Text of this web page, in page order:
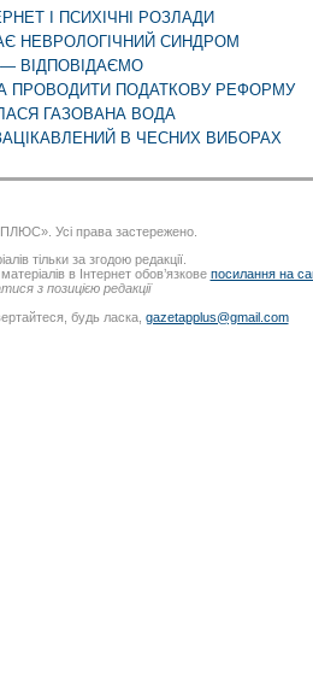
І ПСИХІЧНІ РОЗЛАДИ
НЕВРОЛОГІЧНИЙ СИНДРОМ
ВІДПОВІДАЄМО
ПРОВОДИТИ ПОДАТКОВУ РЕФОРМУ
ГАЗОВАНА ВОДА
В ЧЕСНИХ ВИБОРАХ
Усі права застережено.
тільки за згодою редакції.
в Інтернет обов’язкове посилання на
з позицією редакції
будь ласка, gazetapplus@gmail.com